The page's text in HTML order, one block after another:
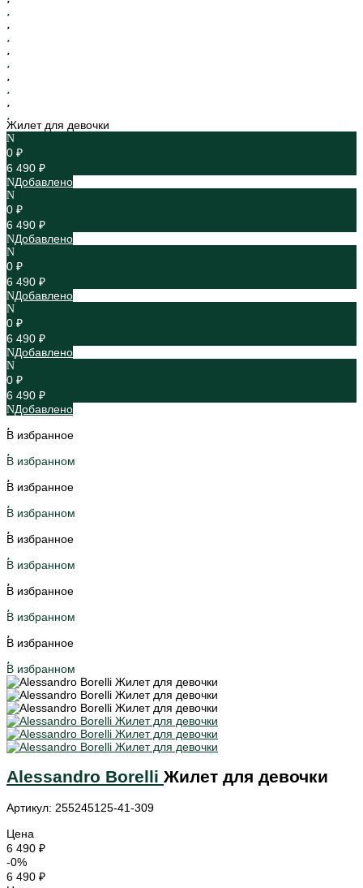
Жилет для девочки
0 ₽
6 490 ₽
Добавлено
0 ₽
6 490 ₽
Добавлено
0 ₽
6 490 ₽
Добавлено
0 ₽
6 490 ₽
Добавлено
0 ₽
6 490 ₽
Добавлено
В избранное
В избранном
В избранное
В избранном
В избранное
В избранном
В избранное
В избранном
В избранное
В избранном
Alessandro Borelli Жилет для девочки
Артикул: 255245125-41-309
Цена
6 490 ₽
-0%
6 490 ₽